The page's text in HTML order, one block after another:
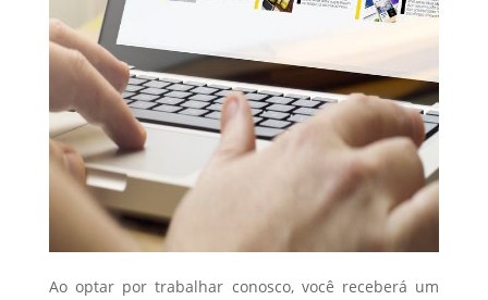
Ao optar por trabalhar conosco, você receberá um